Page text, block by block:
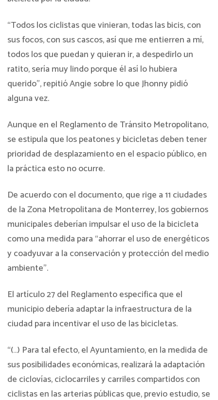
“Todos los ciclistas que vinieran, todas las bicis, con
sus focos, con sus cascos, así que me entierren a mí,
todos los que puedan y quieran ir, a despedirlo un
ratito, sería muy lindo porque él así lo hubiera
querido”, repitió Angie sobre lo que Jhonny pidió
alguna vez.
Aunque en el Reglamento de Tránsito Metropolitano,
se estipula que los peatones y bicicletas deben tener
prioridad de desplazamiento en el espacio público, en
la práctica esto no ocurre.
De acuerdo con el documento, que rige a 11 ciudades
de la Zona Metropolitana de Monterrey, los gobiernos
municipales deberían impulsar el uso de la bicicleta
como una medida para “ahorrar el uso de energéticos
y coadyuvar a la conservación y protección del medio
ambiente”.
El artículo 27 del Reglamento especifica que el
municipio debería adaptar la infraestructura de la
ciudad para incentivar el uso de las bicicletas.
“(…) Para tal efecto, el Ayuntamiento, en la medida de
sus posibilidades económicas, realizará la adaptación
de ciclovías, ciclocarriles y carriles compartidos con
ciclistas en las arterias públicas que, previo estudio, se